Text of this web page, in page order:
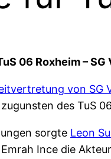
06 Roxheim –
von SG
des TuS
sorgte Leon
Ince die